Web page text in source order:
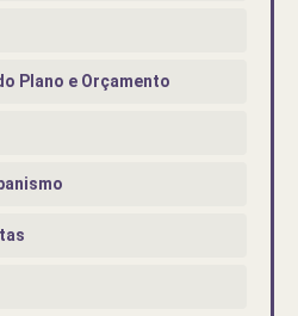
Plano e Orçamento